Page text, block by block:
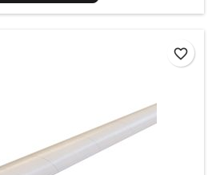
favorite_border